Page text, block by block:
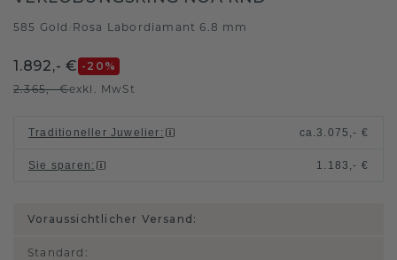
585 Gold Rosa Labordiamant 6.8 mm
1.892,- € -20 %
2.365,- €exkl. MwSt
Traditioneller Juwelier : ca.3.075,- €
Sie sparen : 1.183,- €
Voraussichtlicher Versand:
Standard :